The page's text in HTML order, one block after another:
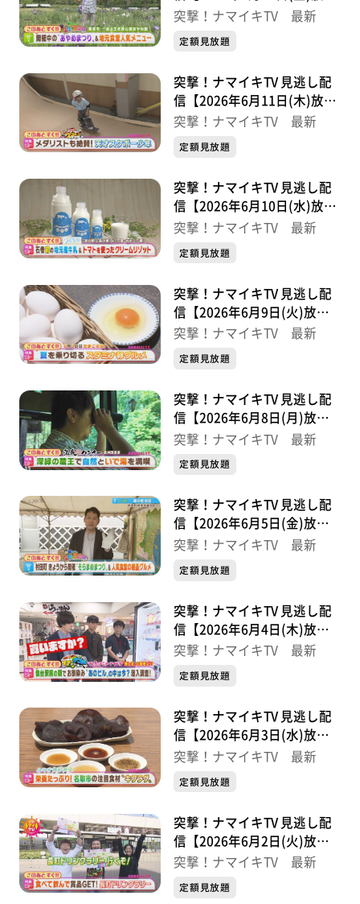
分】
突撃！ナマイキTV 最新
定額見放題
突撃！ナマイキTV 見逃し配
信【2026年6月11日(木)放送
分】
突撃！ナマイキTV 最新
定額見放題
突撃！ナマイキTV 見逃し配
信【2026年6月10日(水)放送
分】
突撃！ナマイキTV 最新
定額見放題
突撃！ナマイキTV 見逃し配
信【2026年6月9日(火)放送
分】
突撃！ナマイキTV 最新
定額見放題
突撃！ナマイキTV 見逃し配
信【2026年6月8日(月)放送
分】
突撃！ナマイキTV 最新
定額見放題
突撃！ナマイキTV 見逃し配
信【2026年6月5日(金)放送
分】
突撃！ナマイキTV 最新
定額見放題
突撃！ナマイキTV 見逃し配
信【2026年6月4日(木)放送
分】
突撃！ナマイキTV 最新
定額見放題
突撃！ナマイキTV 見逃し配
信【2026年6月3日(水)放送
分】
突撃！ナマイキTV 最新
定額見放題
突撃！ナマイキTV 見逃し配
信【2026年6月2日(火)放送
分】
突撃！ナマイキTV 最新
定額見放題